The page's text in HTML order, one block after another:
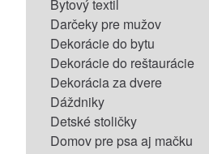
Bytový textil
Darčeky pre mužov
Dekorácie do bytu
Dekorácie do reštaurácie
Dekorácia za dvere
Dáždniky
Detské stoličky
Domov pre psa aj mačku